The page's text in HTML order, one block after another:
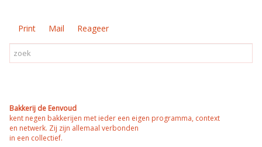
Print Mail Reageer
Bakkerij de Eenvoud
kent negen bakkerijen met ieder een eigen programma, context
en netwerk. Zij zijn allemaal verbonden
in een collectief.